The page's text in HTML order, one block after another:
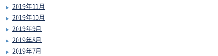
2019年11月
2019年10月
2019年9月
2019年8月
2019年7月